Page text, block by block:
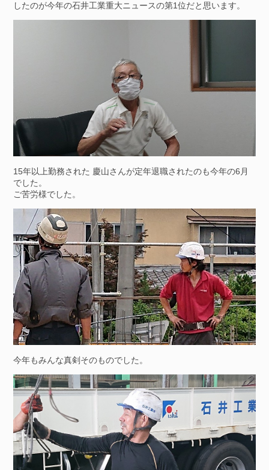
したのが今年の石井工業重大ニュースの第1位だと思います。
15年以上勤務された 慶山さんが定年退職されたのも今年の6月
でした。
ご苦労様でした。
今年もみんな真剣そのものでした。